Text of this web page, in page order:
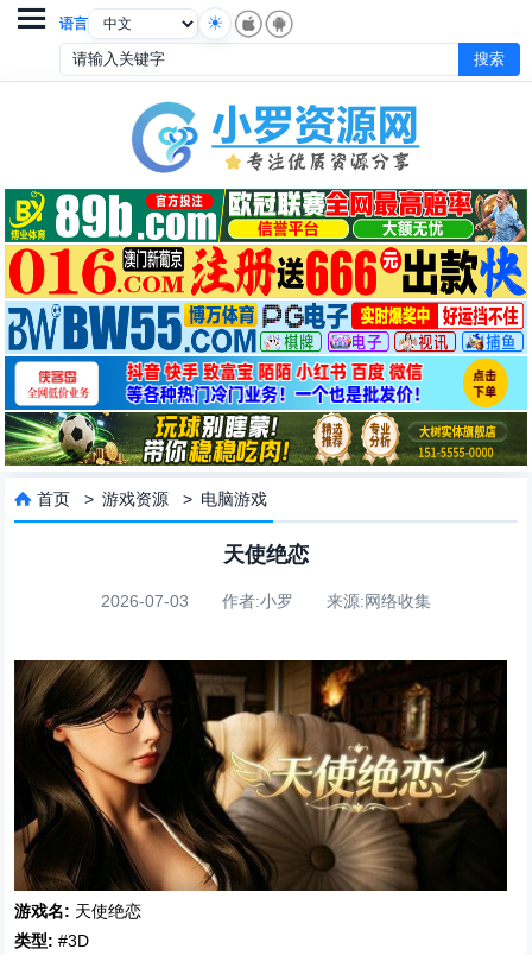
语言

 首页 >游戏资源 > 电脑游戏
天使绝恋
2026-07-03 作者:小罗 来源:网络收集
游戏名: 天使绝恋
类型: #3D